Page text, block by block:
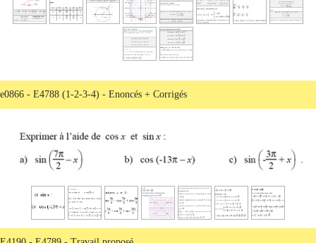
e0866 - E4788 (1-2-3-4) - Enoncés + Corrigés